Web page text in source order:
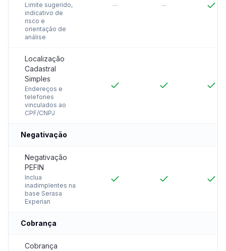
Limite sugerido,
indicativo de
risco e
orientação de
análise
Localização
Cadastral
Simples
Endereços e
telefones
vinculados ao
CPF/CNPJ
Negativação
Negativação
PEFIN
Inclua
inadimplentes na
base Serasa
Experian
Cobrança
Cobrança